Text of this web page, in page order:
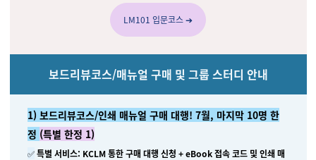
LM101 입문코스 ➔
보드리뷰코스/매뉴얼 구매 및 그룹 스터디 안내
1) 보드리뷰코스/인쇄 매뉴얼 구매 대행! 7월, 마지막 10명 한
정 (특별 한정 1)
✅특별 서비스: KCLM 통한 구매 대행 신청 + eBook 접속 코드 및 인쇄 매